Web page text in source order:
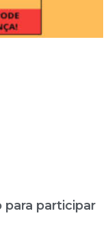
participar